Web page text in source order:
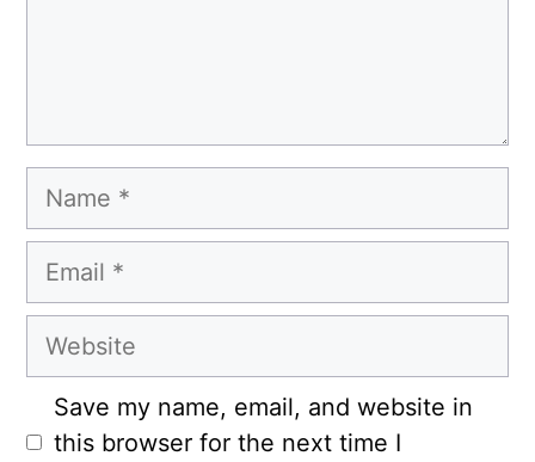
Name
Email
Website
Save my name, email, and website in
this browser for the next time I